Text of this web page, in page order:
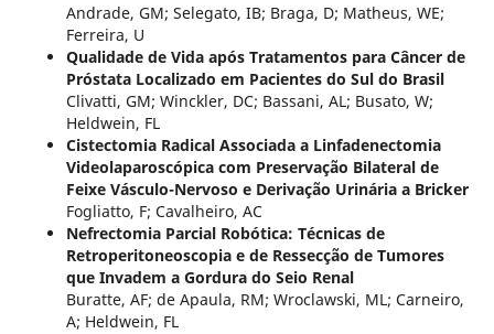
Andrade, GM; Selegato, IB; Braga, D; Matheus, WE;
Ferreira, U
Qualidade de Vida após Tratamentos para Câncer de
Próstata Localizado em Pacientes do Sul do Brasil
Clivatti, GM; Winckler, DC; Bassani, AL; Busato, W;
Heldwein, FL
Cistectomia Radical Associada a Linfadenectomia
Videolaparoscópica com Preservação Bilateral de
Feixe Vásculo-Nervoso e Derivação Urinária a Bricker
Fogliatto, F; Cavalheiro, AC
Nefrectomia Parcial Robótica: Técnicas de
Retroperitoneoscopia e de Ressecção de Tumores
que Invadem a Gordura do Seio Renal
Buratte, AF; de Apaula, RM; Wroclawski, ML; Carneiro,
A; Heldwein, FL